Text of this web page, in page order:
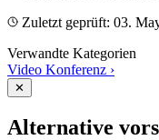
Zuletzt geprüft: 03.
Verwandte Kategorien
Video Konferenz ›
✕
Alternative